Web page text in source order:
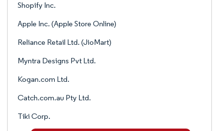
Shopify Inc.
Apple Inc. (Apple Store Online)
Reliance Retail Ltd. (JioMart)
Myntra Designs Pvt Ltd.
Kogan.com Ltd.
Catch.com.au Pty Ltd.
Tiki Corp.